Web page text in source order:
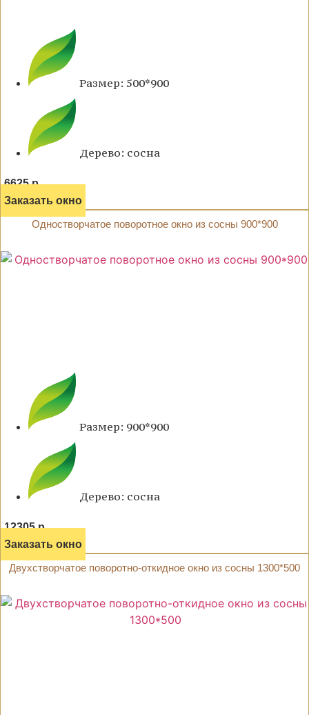
Размер: 500*900
Дерево: сосна
6625 р.
Заказать окно
Одностворчатое поворотное окно из сосны 900*900
Размер: 900*900
Дерево: сосна
12305 р.
Заказать окно
Двухстворчатое поворотно-откидное окно из сосны 1300*500